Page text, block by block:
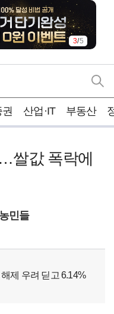
3/5
권 산업·IT 부동산
쌀값 폭락에
민들
제 우려 딛고 6.14%